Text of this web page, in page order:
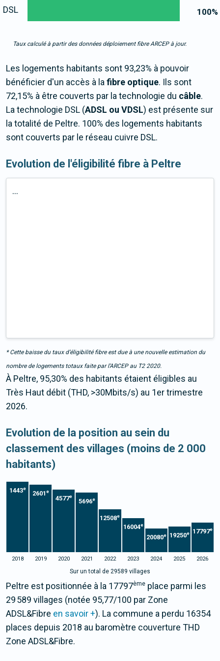
100%
DSL
Taux calculé à partir des données déploiement fibre ARCEP à jour.
Les logements habitants sont 93,23% à pouvoir
bénéficier d'un accès à lafibre optique. Ils sont
72,15% à être couverts par la technologie du câble.
La technologie DSL (ADSL ou VDSL) est présente sur
la totalité de Peltre. 100% des logements habitants
sont couverts par le réseau cuivre DSL.
Evolution de l'éligibilité fibre à Peltre
...
* Cette baisse du taux d’éligibilité fibre est due à une nouvelle estimation du
nombre de logements totaux faite par l’ARCEP au T2 2020.
À Peltre, 95,30% des habitants étaient éligibles au
Très Haut débit (THD, >30Mbits/s) au 1er trimestre
2026.
Evolution de la position au sein du
classement des villages (moins de 2 000
habitants)
1443e
2601 e
4577e
5696e
12508e
16004e
20080e 19250e 17797e
2018 2019 2020 2021 2022 2023 2024 2025 2026
Sur un total de 29589 villages
Peltre est positionnée à la 17797ème place parmi les
29 589 villages (notée 95,77/100 par Zone
ADSL&Fibre en savoir +). La commune a perdu 16354
places depuis 2018 au baromètre couverture THD
Zone ADSL&Fibre.